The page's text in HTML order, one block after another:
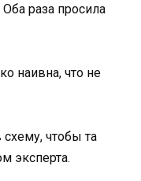
раза просила
наивна, что не
чтобы та
эксперта.